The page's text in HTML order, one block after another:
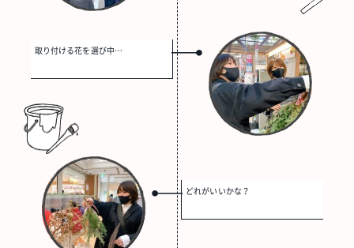
取り付ける花を選び中…
どれがいいかな？